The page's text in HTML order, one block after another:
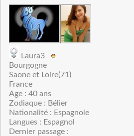
Laura3
Bourgogne
Saone et Loire(71)
France
Age : 40 ans
Zodiaque : Bélier
Nationalité : Espagnole
Langues : Espagnol
Dernier passage :